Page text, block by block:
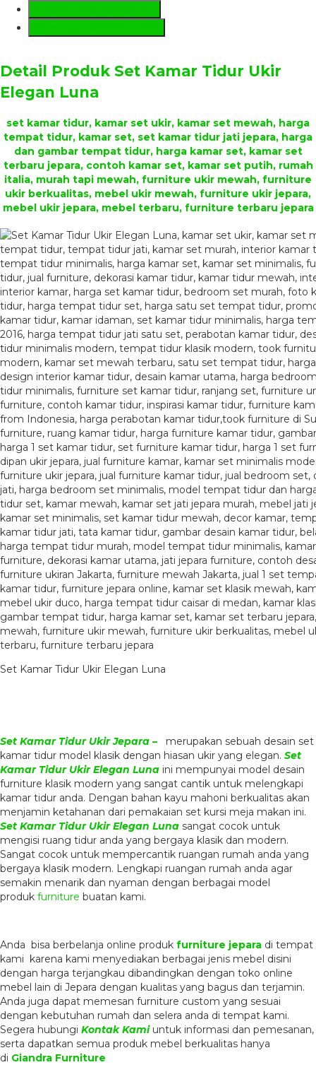
Detail Produk Set Kamar Tidur Ukir
Elegan Luna
set kamar tidur, kamar set ukir, kamar set mewah, harga
tempat tidur, kamar set, set kamar tidur jati jepara, harga
dan gambar tempat tidur, harga kamar set, kamar set
terbaru jepara, contoh kamar set, kamar set putih, rumah
italia, murah tapi mewah, furniture ukir mewah, furniture
ukir berkualitas, mebel ukir mewah, furniture ukir jepara,
mebel ukir jepara, mebel terbaru, furniture terbaru jepara
Set Kamar Tidur Ukir Elegan Luna
Set Kamar Tidur Ukir Jepara –
merupakan sebuah desain set
kamar tidur model klasik dengan hiasan ukir yang elegan. Set
Kamar Tidur Ukir Elegan Luna ini mempunyai model desain
furniture klasik modern yang sangat cantik untuk melengkapi
kamar tidur anda. Dengan bahan kayu mahoni berkualitas akan
menjamin ketahanan dari pemakaian set kursi meja makan ini.
Set Kamar Tidur Ukir Elegan Luna sangat cocok untuk
mengisi ruang tidur anda yang bergaya klasik dan modern.
Sangat cocok untuk mempercantik ruangan rumah anda yang
bergaya klasik modern. Lengkapi ruangan rumah anda agar
semakin menarik dan nyaman dengan berbagai model
produk furniture buatan kami.
Anda bisa berbelanja online produk furniture jepara di tempat
kami karena kami menyediakan berbagai jenis mebel disini
dengan harga terjangkau dibandingkan dengan toko online
mebel lain di Jepara dengan kualitas yang bagus dan terjamin.
Anda juga dapat memesan furniture custom yang sesuai
dengan kebutuhan rumah dan selera anda di tempat kami.
Segera hubungi Kontak Kamiuntuk informasi dan pemesanan,
serta dapatkan semua produk mebel berkualitas hanya
di Giandra Furniture